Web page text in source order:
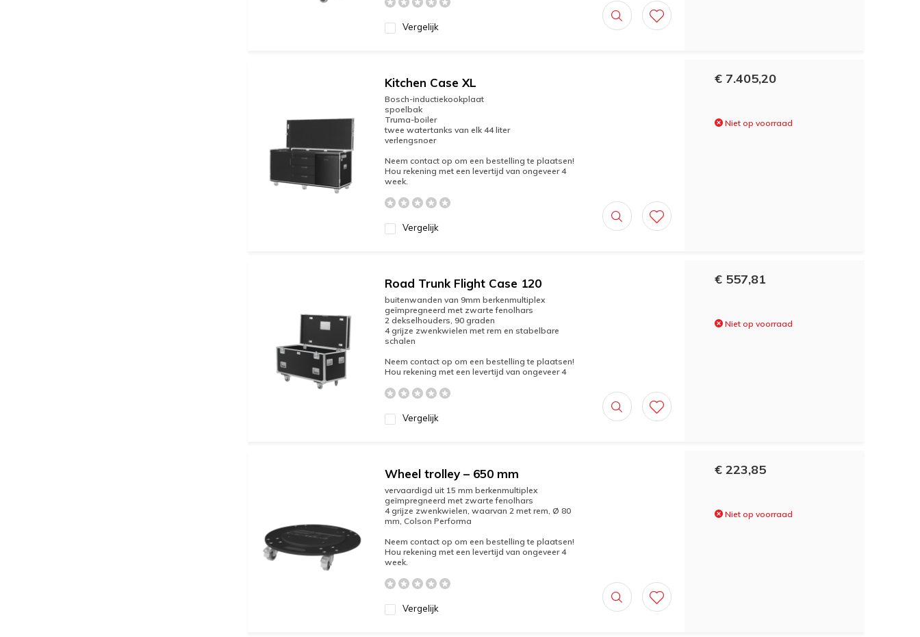
Vergelijk
Kitchen Case XL
Bosch-inductiekookplaat
spoelbak
Truma-boiler
twee watertanks van elk 44 liter
verlengsnoer
Neem contact op om een bestelling te plaatsen!
Hou rekening met een levertijd van ongeveer 4
week.
Vergelijk
€ 7.405,20
Niet op voorraad
Road Trunk Flight Case 120
buitenwanden van 9mm berkenmultiplex
geïmpregneerd met zwarte fenolhars
2 dekselhouders, 90 graden
4 grijze zwenkwielen met rem en stabelbare
schalen
Neem contact op om een bestelling te plaatsen!
Hou rekening met een levertijd van ongeveer 4
Vergelijk
€ 557,81
Niet op voorraad
Wheel trolley – 650 mm
vervaardigd uit 15 mm berkenmultiplex
geïmpregneerd met zwarte fenolhars
4 grijze zwenkwielen, waarvan 2 met rem, Ø 80
mm, Colson Performa
Neem contact op om een bestelling te plaatsen!
Hou rekening met een levertijd van ongeveer 4
week.
Vergelijk
€ 223,85
Niet op voorraad